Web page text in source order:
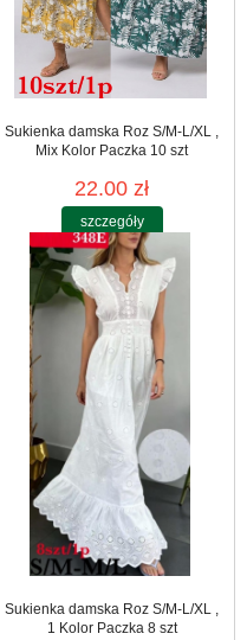
Sukienka damska Roz S/M-L/XL ,
Mix Kolor Paczka 10 szt
22.00 zł
szczegóły
Sukienka damska Roz S/M-L/XL ,
1 Kolor Paczka 8 szt